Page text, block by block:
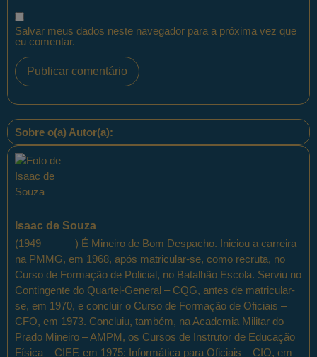
Salvar meus dados neste navegador para a próxima vez que
eu comentar.
Sobre o(a) Autor(a):
Isaac de Souza
(1949 _ _ _ _) É Mineiro de Bom Despacho. Iniciou a carreira
na PMMG, em 1968, após matricular-se, como recruta, no
Curso de Formação de Policial, no Batalhão Escola. Serviu no
Contingente do Quartel-General – CQG, antes de matricular-
se, em 1970, e concluir o Curso de Formação de Oficiais –
CFO, em 1973. Concluiu, também, na Academia Militar do
Prado Mineiro – AMPM, os Cursos de Instrutor de Educação
Física – CIEF, em 1975; Informática para Oficiais – CIO, em